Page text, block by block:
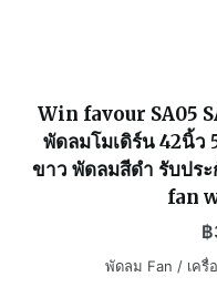
Win favour SA05
พัดลมโมเดิร์น 42นิ้ว
ขาว พัดลมสีดำ รับปร
fan
฿
พัดลม Fan / เครื่